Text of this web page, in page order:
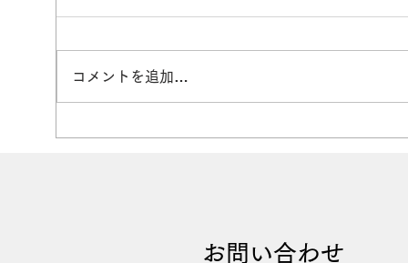
コメントを追加…
​お問い合わせ